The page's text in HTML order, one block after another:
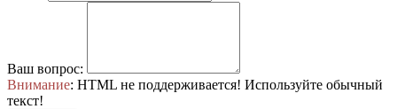
Ваш вопрос:
Внимание: HTML не поддерживается! Используйте обычный
текст!